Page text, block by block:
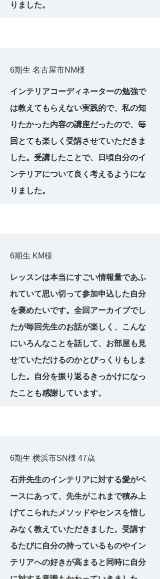
りました。
6期生 名古屋市NM様
インテリアコーディネーターの勉強で
は教えてもらえない実践的で、私の知
りたかった内容の講座だったので、毎
回とても楽しく受講させていただきま
した。受講したことで、日頃自分のイ
ンテリアについて良く考えるようにな
りました。
6期生 KM​様
レッスンは本当にすごい情報量であふ
れていて思い切って参加申込した自分
を褒めたいです。全回アーカイブでし
たが毎回先生のお話が楽しく、こんな
にいろんなことを話して、お部屋も見
せていただけるのかとびっくりもしま
した。自分を振り返るきっかけになっ
たことも感謝しています。
6期生 横浜市SN様 47歳
石井先生のインテリアに対する愛がベ
ースにあって、先生がこれまで積み上
げてこられたメソッドやセンスを惜し
みなく教えていただきました。受講す
るたびに自分の持っているものやイン
テリアへの好きが高まると同時に自分